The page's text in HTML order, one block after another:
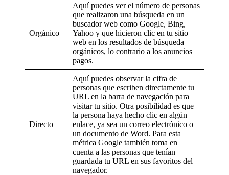
Orgánico
Aquí puedes ver el número de personas
que realizaron una búsqueda en un
buscador web como Google, Bing,
Yahoo y que hicieron clic en tu sitio
web en los resultados de búsqueda
orgánicos, lo contrario a los anuncios
pagos.
Directo
Aquí puedes observar la cifra de
personas que escriben directamente tu
URL en la barra de navegación para
visitar tu sitio. Otra posibilidad es que
la persona haya hecho clic en algún
enlace, ya sea un correo electrónico o
un documento de Word. Para esta
métrica Google también toma en
cuenta a las personas que tenían
guardada tu URL en sus favoritos del
navegador.